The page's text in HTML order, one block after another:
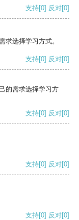
支持[0] 反对[0]
求选择学习方式。
支持[0] 反对[0]
的需求选择学习方
支持[0] 反对[0]
支持[0] 反对[0]
支持[0] 反对[0]